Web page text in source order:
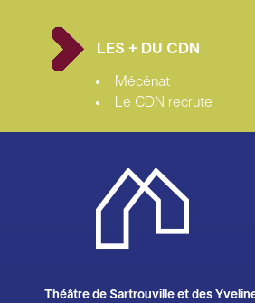
LES + DU CDN
Mécénat
Le CDN recrute
Théâtre de Sartrouville et des